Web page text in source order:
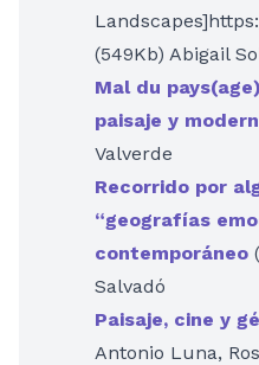
(549Kb) Abigail
Mal du
paisaje y
Valverde
Recorrido por
“geografías
contemporáneo
Salvadó
Paisaje, cine y
Antonio Luna,